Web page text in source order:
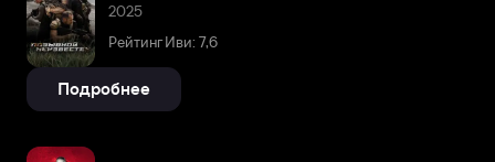
2025
Рейтинг Иви: 7,6
Подробнее